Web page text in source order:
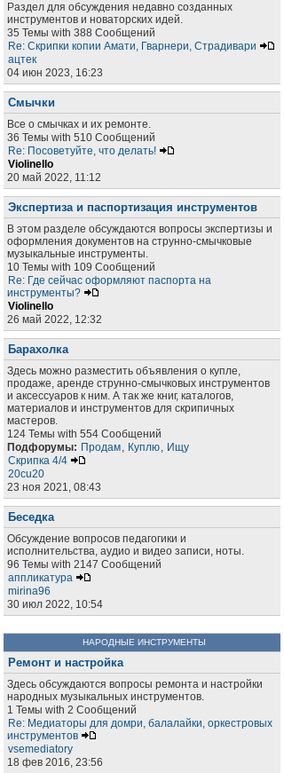
Раздел для обсуждения недавно созданных
инструментов и новаторских идей.
35 Темы with 388 Сообщений
Re: Скрипки копии Амати, Гварнери, Страдивари
ацтек
04 июн 2023, 16:23
Смычки
Все о смычках и их ремонте.
36 Темы with 510 Сообщений
Re: Посоветуйте, что делать!
Violinello
20 май 2022, 11:12
Экспертиза и паспортизация инструментов
В этом разделе обсуждаются вопросы экспертизы и
оформления документов на струнно-смычковые
музыкальные инструменты.
10 Темы with 109 Сообщений
Re: Где сейчас оформляют паспорта на
инструменты?
Violinello
26 май 2022, 12:32
Барахолка
Здесь можно разместить объявления о купле,
продаже, аренде струнно-смычковых инструментов
и аксессуаров к ним. А так же книг, каталогов,
материалов и инструментов для скрипичных
мастеров.
124 Темы with 554 Сообщений
Подфорумы: Продам, Куплю, Ищу
Скрипка 4/4
20cu20
23 ноя 2021, 08:43
Беседка
Обсуждение вопросов педагогики и
исполнительства, аудио и видео записи, ноты.
96 Темы with 2147 Сообщений
аппликатура
mirina96
30 июл 2022, 10:54
НАРОДНЫЕ ИНСТРУМЕНТЫ
Ремонт и настройка
Здесь обсуждаются вопросы ремонта и настройки
народных музыкальных инструментов.
1 Темы with 2 Сообщений
Re: Медиаторы для домри, балалайки, оркестровых
инструментов
vsemediatory
18 фев 2016, 23:56